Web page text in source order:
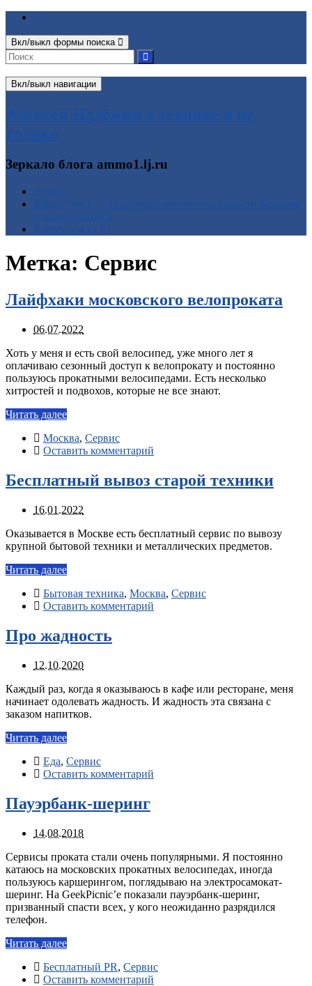
Вкл/выкл формы поиска
Вкл/выкл навигации
Алексей Надёжин о технике и не
только
Зеркало блога ammo1.lj.ru
Метка: Сервис
Лайфхаки московского велопроката
06.07.2022
Хоть у меня и есть свой велосипед, уже много лет я
оплачиваю сезонный доступ к велопрокату и постоянно
пользуюсь прокатными велосипедами. Есть несколько
хитростей и подвохов, которые не все знают.
Читать далее
Москва, Сервис
Оставить комментарий
Бесплатный вывоз старой техники
16.01.2022
Оказывается в Москве есть бесплатный сервис по вывозу
крупной бытовой техники и металлических предметов.
Читать далее
Бытовая техника, Москва, Сервис
Оставить комментарий
Про жадность
12.10.2020
Каждый раз, когда я оказываюсь в кафе или ресторане, меня
начинает одолевать жадность. И жадность эта связана с
заказом напитков.
Читать далее
Еда, Сервис
Оставить комментарий
Пауэрбанк-шеринг
14.08.2018
Сервисы проката стали очень популярными. Я постоянно
катаюсь на московских прокатных велосипедах, иногда
пользуюсь каршерингом, поглядываю на электросамокат-
шеринг. На GeekPicnic’е показали пауэрбанк-шеринг,
призванный спасти всех, у кого неожиданно разрядился
телефон.
Читать далее
Бесплатный PR, Сервис
Оставить комментарий